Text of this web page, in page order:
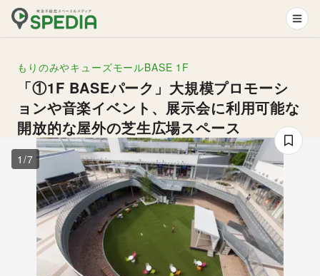
もりのみやキューズモールBASE 1F
「①1F BASEパーク」大規模プロモーシ
ョンや音楽イベント、展示会に利用可能な
開放的な屋外の芝生広場スペース
1 /7